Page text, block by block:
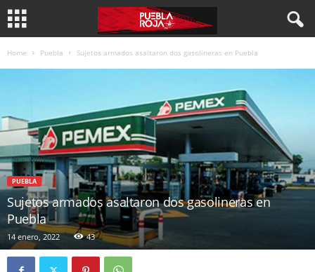
Home Puebla Sujetos armados asaltaron dos gasolineras en Puebla
PUEBLA
Sujetos armados asaltaron dos gasolineras en
Puebla
14 enero, 2022 43